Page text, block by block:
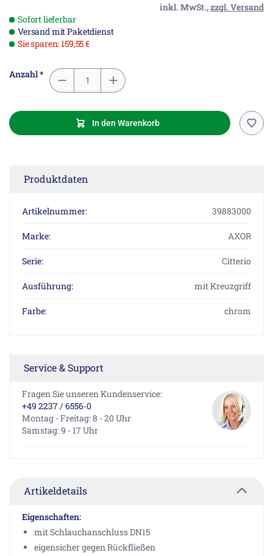
inkl. MwSt.,zzgl. Versand
Sofort lieferbar
Versand mit Paketdienst
Sie sparen: 159,55 €
Anzahl *
In den Warenkorb
Produktdaten
Artikelnummer: 39883000
Marke: AXOR
Serie: Citterio
Ausführung: mit Kreuzgriff
Farbe: chrom
Service & Support
Fragen Sie unseren Kundenservice:
+49 2237 / 6556-0
Montag - Freitag: 8 - 20 Uhr
Samstag: 9 - 17 Uhr
Artikeldetails
Eigenschaften:
mit Schlauchanschluss DN15
eigensicher gegen Rückfließen